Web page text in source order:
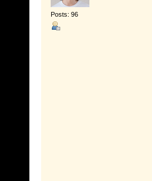
Posts: 96